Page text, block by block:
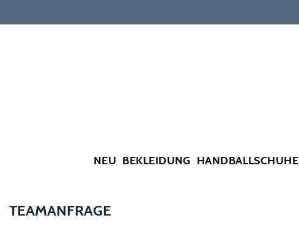
NEU BEKLEIDUNG HANDBALLSCHUHE
TEAMANFRAGE